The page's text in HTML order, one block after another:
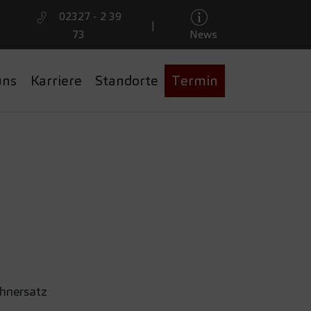
02327 - 2 39
73
|
News
Karriere Standorte Termin
VOR